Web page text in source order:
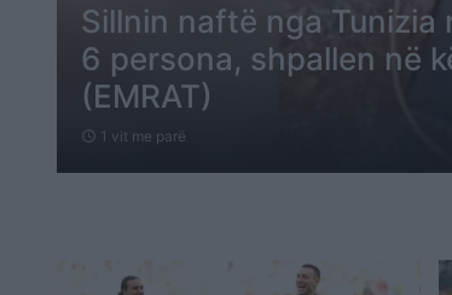
Sillnin naftë nga
6 persona, shpallen në
(EMRAT)
schedule 1 vit me parë